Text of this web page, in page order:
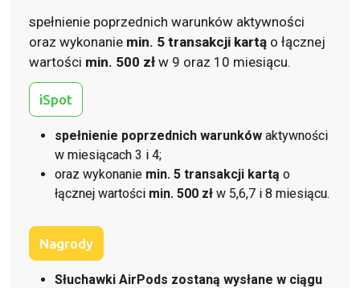
spełnienie poprzednich warunków aktywności
oraz wykonanie min. 5 transakcji kartą o łącznej
wartości min. 500 zł w 9 oraz 10 miesiącu.
iSpot
spełnienie poprzednich warunków aktywności
w miesiącach 3 i 4;
oraz wykonanie min. 5 transakcji kartą o
łącznej wartości min. 500 zł w 5,6,7 i 8 miesiącu.
Nagrody
Słuchawki AirPods zostaną wysłane w ciągu